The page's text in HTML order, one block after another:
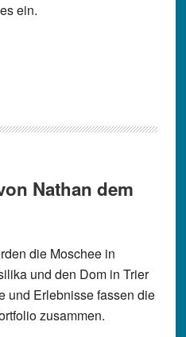
ein.
Nathan dem
die Moschee in
und den Dom in Trier
und Erlebnisse fassen die
zusammen.